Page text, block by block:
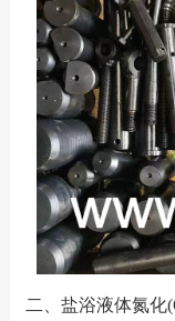
二、盐浴液体氮化